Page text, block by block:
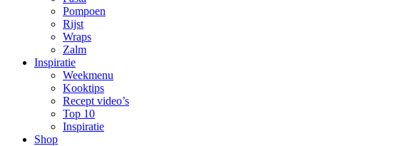
Pompoen
Rijst
Wraps
Zalm
Inspiratie
Weekmenu
Kooktips
Recept video’s
Top 10
Inspiratie
Shop